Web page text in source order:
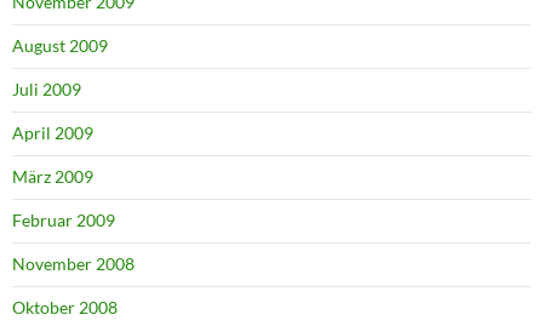
August 2009
Juli 2009
April 2009
März 2009
Februar 2009
November 2008
Oktober 2008